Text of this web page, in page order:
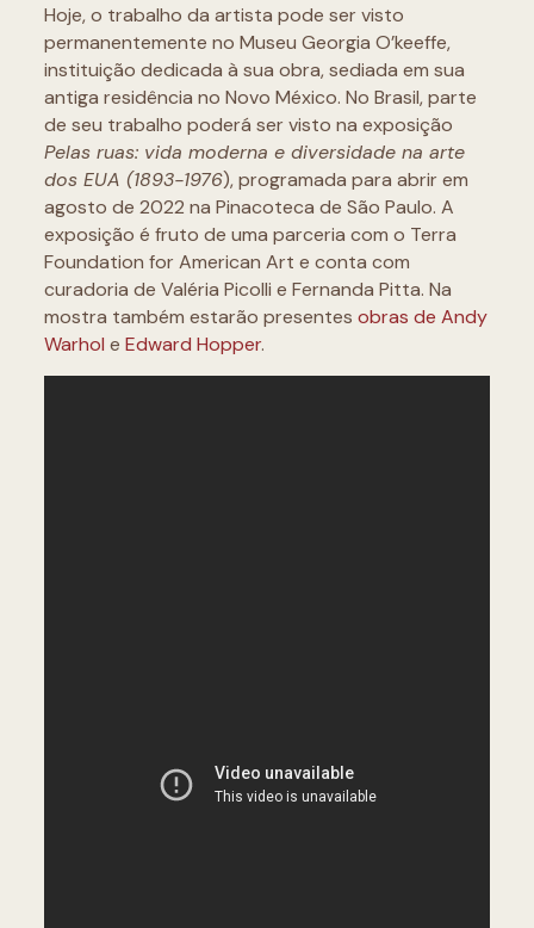
Hoje, o trabalho da artista pode ser visto
permanentemente no Museu Georgia O’keeffe,
instituição dedicada à sua obra, sediada em sua
antiga residência no Novo México. No Brasil, parte
de seu trabalho poderá ser visto na exposição
Pelas ruas: vida moderna e diversidade na arte
dos EUA (1893-1976), programada para abrir em
agosto de 2022 na Pinacoteca de São Paulo. A
exposição é fruto de uma parceria com o Terra
Foundation for American Art e conta com
curadoria de Valéria Picolli e Fernanda Pitta. Na
mostra também estarão presentes obras de Andy
Warhol e Edward Hopper.